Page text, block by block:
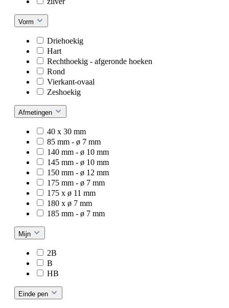
Vorm
Driehoekig
Hart
Rechthoekig - afgeronde hoeken
Rond
Vierkant-ovaal
Zeshoekig
Afmetingen
40 x 30 mm
85 mm - ø 7 mm
140 mm - ø 10 mm
145 mm - ø 10 mm
150 mm - ø 12 mm
175 mm - ø 7 mm
175 x ø 11 mm
180 x ø 7 mm
185 mm - ø 7 mm
Mijn
2B
B
HB
Einde pen